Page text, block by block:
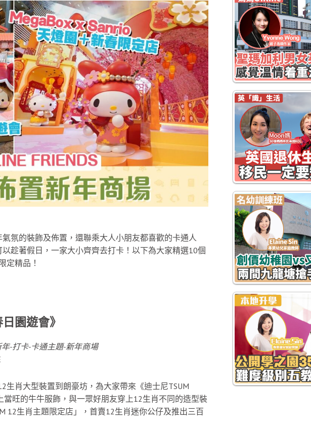
氛的裝飾及佈置，還聯乘大人小朋友都喜歡的卡通人
趁著假日，一家大小齊齊去打卡！以下為大家精選10個
定精品！
園遊會》
生肖大型裝置到朗豪坊，為大家帶來《迪士尼TSUM
當旺的牛牛服飾，與一眾好朋友穿上12生肖不同的造型裝
12生肖主題限定店」，首賣12生肖迷你公仔及推出三百